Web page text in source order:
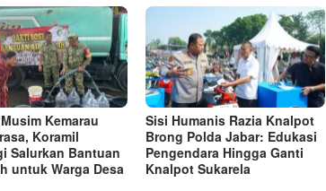
Kemarau
Koramil
Salurkan Bantuan
untuk Warga Desa
Sisi Humanis Razia Knalpot
Brong Polda Jabar: Edukasi
Pengendara Hingga Ganti
Knalpot Sukarela